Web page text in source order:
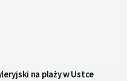
na plaży w Ustce